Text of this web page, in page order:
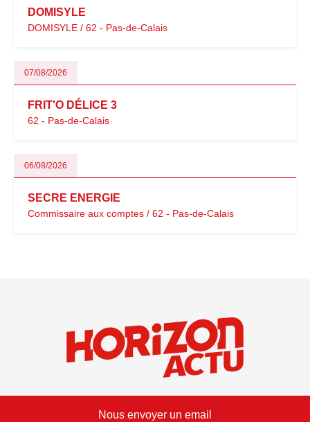
DOMISYLE
DOMISYLE / 62 - Pas-de-Calais
07/08/2026
FRIT'O DÉLICE 3
62 - Pas-de-Calais
06/08/2026
SECRE ENERGIE
Commissaire aux comptes / 62 - Pas-de-Calais
Nous envoyer un email